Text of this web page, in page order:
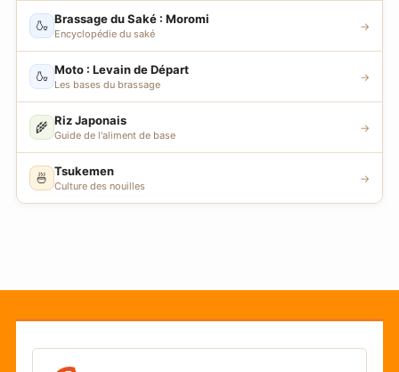
🍶 Brassage du Saké : Moromi
Encyclopédie du saké
→
🍶 Moto : Levain de Départ
Les bases du brassage
→
🌾 Riz Japonais
Guide de l'aliment de base
→
🍜 Tsukemen
Culture des nouilles
→